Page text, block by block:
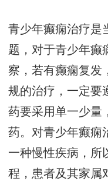
青少年癫痫治疗是
题，对于青少年癫
察，若有癫痫复发
规的治疗，一定要
药要采用单一少量
药。对青少年癫痫
一种慢性疾病，所
程，患者及其家属